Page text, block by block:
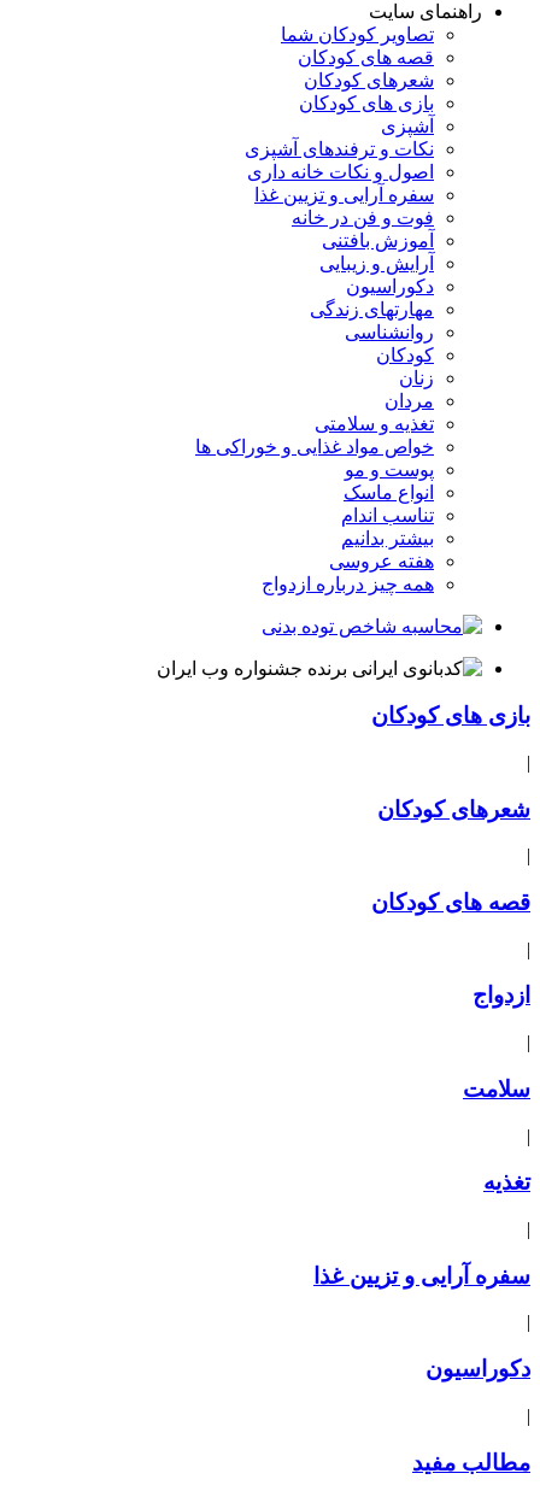
راهنمای سایت
تصاویر کودکان شما
قصه های کودکان
شعرهای کودکان
بازی های کودکان
آشپزی
نکات و ترفندهای آشپزی
اصول و نکات خانه داری
سفره آرایی و تزیین غذا
فوت و فن در خانه
آموزش بافتنی
آرایش و زیبایی
دکوراسیون
مهارتهای زندگی
روانشناسی
کودکان
زنان
مردان
تغذیه و سلامتی
خواص مواد غذایی و خوراکی ها
پوست و مو
انواع ماسک
تناسب اندام
بیشتر بدانیم
هفته عروسی
همه چیز درباره ازدواج
بازی های کودکان
|
شعرهای کودکان
|
قصه های کودکان
|
ازدواج
|
سلامت
|
تغذیه
|
سفره آرایی و تزیین غذا
|
دکوراسیون
|
مطالب مفید